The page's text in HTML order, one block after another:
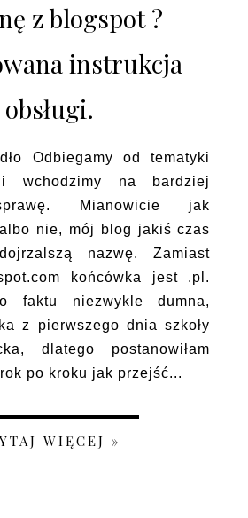
z blogspot ?
instrukcja
obsługi.
Odbiegamy od tematyki
i wchodzimy na bardziej
Mianowicie jak
nie, mój blog jakiś czas
nazwę. Zamiast
końcówka jest .pl.
faktu niezwykle dumna,
z pierwszego dnia szkoły
dlatego postanowiłam
po kroku jak przejść...
WIĘCEJ »